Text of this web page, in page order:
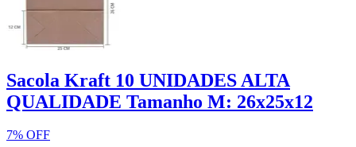
Sacola Kraft 10 UNIDADES ALTA
QUALIDADE Tamanho M: 26x25x12
7% OFF